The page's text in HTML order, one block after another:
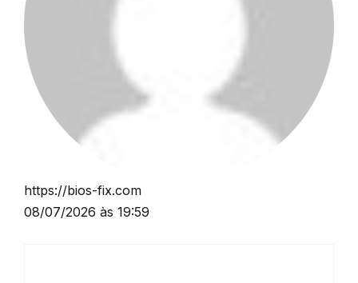
https://bios-fix.com
08/07/2026 às 19:59